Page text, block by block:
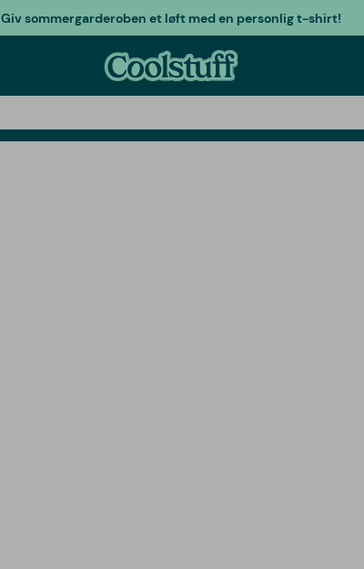
Giv sommergarderoben et løft med en personlig t-shirt!